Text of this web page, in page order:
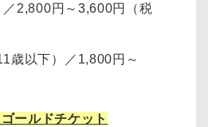
／ 2,800円～3,600円
（税
歳以下）
／ 1,800円～
ールドチケット